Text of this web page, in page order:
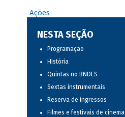
Ações
NESTA SEÇÃO
Programação
História
Quintas no BNDES
Sextas instrumentais
Reserva de ingressos
Filmes e festivais de cinema